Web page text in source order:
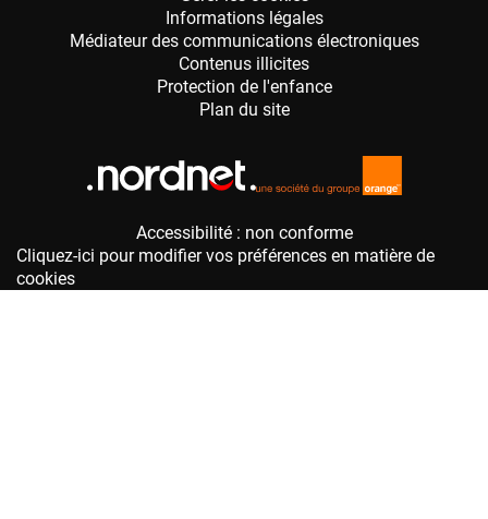
Accessibilité : non conforme
Cliquez-ici pour modifier vos préférences en matière de
cookies